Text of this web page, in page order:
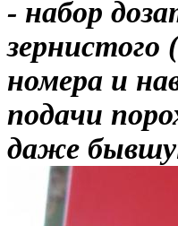
- набор
номера и
подачи
даже